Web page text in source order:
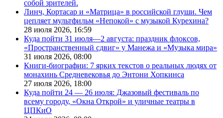
собой зрителей.
Линч, Кортасар и «Матрица» в российской глуши. Чем
цепляет мультфильм «Непокой» с музыкой Курехина?
28 июля 2026, 16:59
Куда пойти 31 июля—2 августа: праздник флоксов,
«Пространственный сдвиг» у Манежа и «Музыка мира»
31 июля 2026, 08:00
Книги-биографии: 7 ярких текстов о реальных людях от
монахинь Средневековья до Энтони Хопкинса
27 июля 2026, 18:00
Куда пойти 24 — 26 июля: Джазовый фестиваль по
всему городу, «Окна Открой» и уличные театры в
ЦПКиО